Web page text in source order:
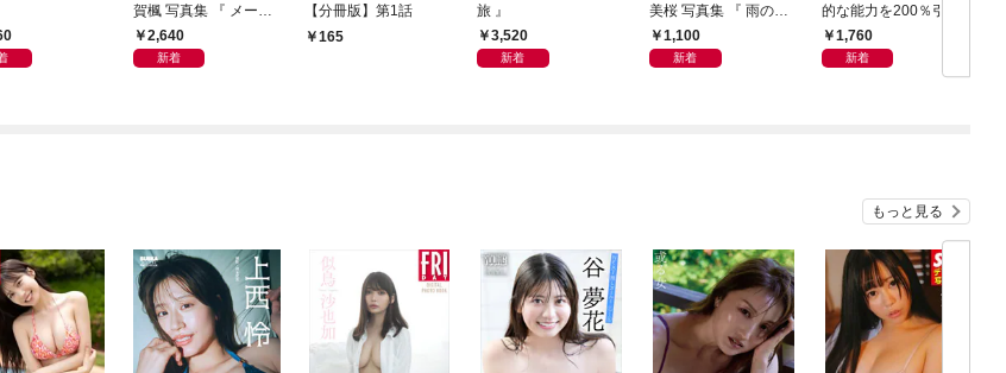
賀楓 写真集 『 メープ
ルシュガー 』
2,640
新着
【分冊版】第1話
165
旅 』
3,520
新着
美桜 写真集 『 雨の音
を聞きながら 』
1,100
新着
的な能力を200％引き
出す方法 -
1,760
新着
もっと見る